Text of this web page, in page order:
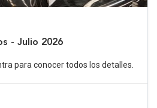
- Julio 2026
para conocer todos los detalles.